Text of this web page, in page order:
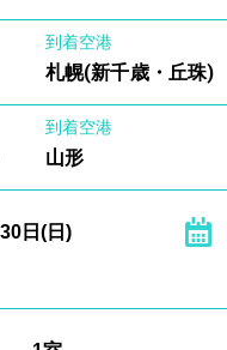
到着空港
札幌(新千歳・丘珠)
到着空港
山形